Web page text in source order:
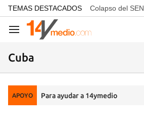
common.go-to-content
TEMAS DESTACADOS Colapso del SEN
Navegación
Cuba
APOYO Para ayudar a 14ymedio